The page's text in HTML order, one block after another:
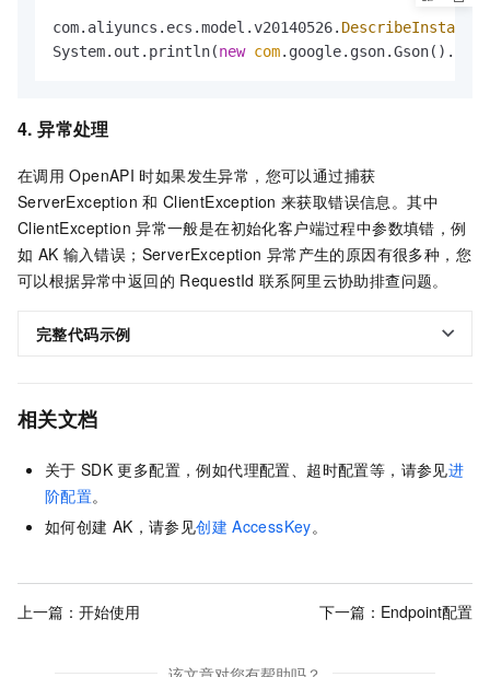
com.aliyuncs.ecs.model.v20140526.
System.out.println(new com
4. 异常处理
在调用 OpenAPI 时如果发生异常，您可以通过捕获
ServerException 和 ClientException 来获取错误信息。其中
ClientException 异常一般是在初始化客户端过程中参数填错，例
如 AK 输入错误；ServerException 异常产生的原因有很多种，您
可以根据异常中返回的 RequestId 联系阿里云协助排查问题。
完整代码示例
相关文档
关于 SDK 更多配置，例如代理配置、超时配置等，请参见进
阶配置。
如何创建 AK，请参见创建 AccessKey。
上一篇： 开始使用 下一篇： Endpoint配置